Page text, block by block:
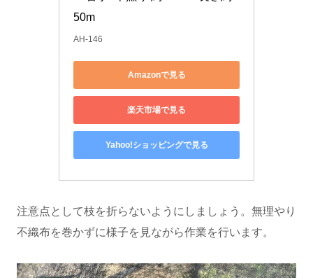
50m
AH-146
Amazonで見る
楽天市場で見る
Yahoo!ショッピングで見る
注意点として枝を折らないようにしましょう。無理やり
不織布を巻かずに様子を見ながら作業を行います。